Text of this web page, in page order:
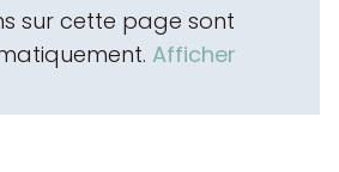
sur cette page sont
Afficher